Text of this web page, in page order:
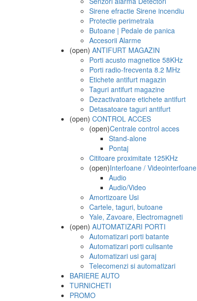
Sirene efractie Sirene incendiu
Protectie perimetrala
Butoane | Pedale de panica
Accesorii Alarme
(open) ANTIFURT MAGAZIN
Porti acusto magnetice 58KHz
Porti radio-frecventa 8.2 MHz
Etichete antifurt magazin
Taguri antifurt magazine
Dezactivatoare etichete antifurt
Detasatoare taguri antifurt
(open) CONTROL ACCES
(open)Centrale control acces
Stand-alone
Pontaj
Cititoare proximitate 125KHz
(open)Interfoane / Videointerfoane
Audio
Audio/Video
Amortizoare Usi
Cartele, taguri, butoane
Yale, Zavoare, Electromagneti
(open) AUTOMATIZARI PORTI
Automatizari porti batante
Automatizari porti culisante
Automatizari usi garaj
Telecomenzi si automatizari
BARIERE AUTO
TURNICHETI
PROMO